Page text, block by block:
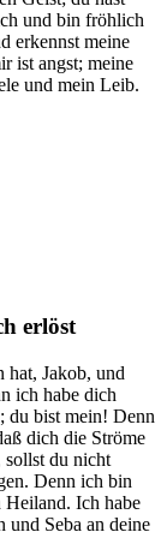
und bin fröhlich
erkennst meine
ist angst; meine
und mein Leib.
erlöst
hat, Jakob, und
ich habe dich
du bist mein! Denn
dich die Ströme
sollst du nicht
Denn ich bin
Ich habe
und Seba an deine